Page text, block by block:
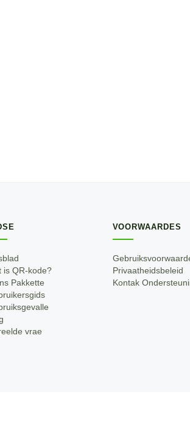
is QR-kode?
Pakkette
vrae
VOORWAARDES
Privaatheidsbeleid
Kontak